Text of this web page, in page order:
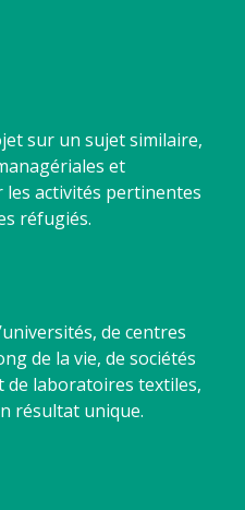
sur un sujet similaire,
et
activités pertinentes
réfugiés.
de centres
de la vie, de sociétés
de laboratoires textiles,
résultat unique.